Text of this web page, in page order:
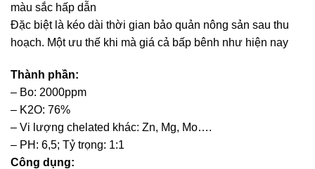
màu sắc hấp dẫn
Đặc biệt là kéo dài thời gian bảo quản nông sản sau thu
hoạch. Một ưu thế khi mà giá cả bấp bênh như hiện nay
Thành phần:
– Bo: 2000ppm
– K2O: 76%
– Vi lượng chelated khác: Zn, Mg, Mo….
– PH: 6,5; Tỷ trọng: 1:1
Công dụng: